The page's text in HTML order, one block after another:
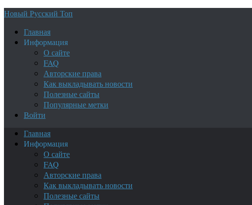
Новый Русский Топ
Главная
Информация
О сайте
FAQ
Авторские права
Как выкладывать новости
Полезные сайты
Популярные метки
Войти
Главная
Информация
О сайте
FAQ
Авторские права
Как выкладывать новости
Полезные сайты